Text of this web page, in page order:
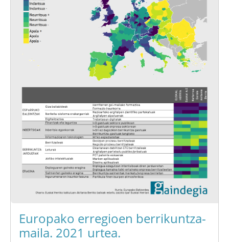
Europako erregioen berrikuntza-
maila. 2021 urtea.